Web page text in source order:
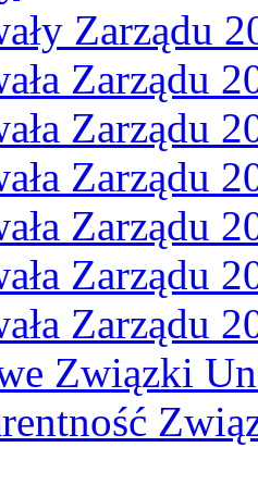
Zarządu
Zarządu
Zarządu
Zarządu
Zarządu
Zarządu
Zarządu
Związki